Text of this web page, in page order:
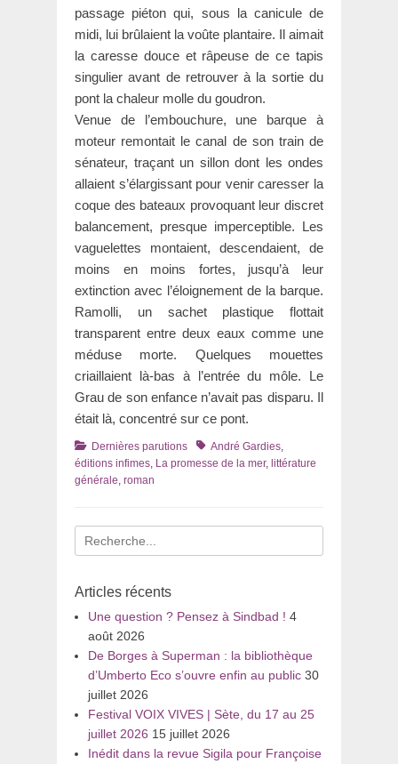
passage piéton qui, sous la canicule de
midi, lui brûlaient la voûte plantaire. Il aimait
la caresse douce et râpeuse de ce tapis
singulier avant de retrouver à la sortie du
pont la chaleur molle du goudron.
Venue de l’embouchure, une barque à
moteur remontait le canal de son train de
sénateur, traçant un sillon dont les ondes
allaient s’élargissant pour venir caresser la
coque des bateaux provoquant leur discret
balancement, presque imperceptible. Les
vaguelettes montaient, descendaient, de
moins en moins fortes, jusqu’à leur
extinction avec l’éloignement de la barque.
Ramolli, un sachet plastique flottait
transparent entre deux eaux comme une
méduse morte. Quelques mouettes
criaillaient là-bas à l’entrée du môle. Le
Grau de son enfance n’avait pas disparu. Il
était là, concentré sur ce pont.
Catégories
Dernières parutions TagsAndré Gardies,
éditions infimes, La promesse de la mer, littérature
générale, roman
Recherche
pour
Articles récents
Une question ? Pensez à Sindbad ! 4
août 2026
De Borges à Superman : la bibliothèque
d’Umberto Eco s’ouvre enfin au public 30
juillet 2026
Festival VOIX VIVES | Sète, du 17 au 25
juillet 2026 15 juillet 2026
Inédit dans la revue Sigila pour Françoise